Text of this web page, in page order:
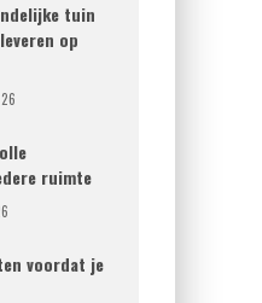
tuin
op
ruimte
voordat je